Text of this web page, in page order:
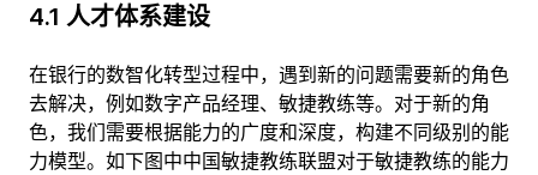
4.1 人才体系建设
在银行的数智化转型过程中，遇到新的问题需要新的角色
去解决，例如数字产品经理、敏捷教练等。对于新的角
色，我们需要根据能力的广度和深度，构建不同级别的能
力模型。如下图中中国敏捷教练联盟对于敏捷教练的能力